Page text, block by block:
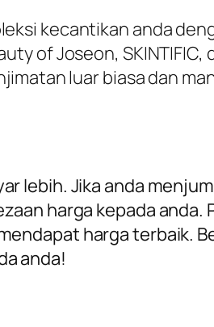
kecantikan anda
of Joseon, SKINTIFIC,
luar biasa dan
lebih. Jika anda
harga kepada anda.
harga terbaik.
anda!